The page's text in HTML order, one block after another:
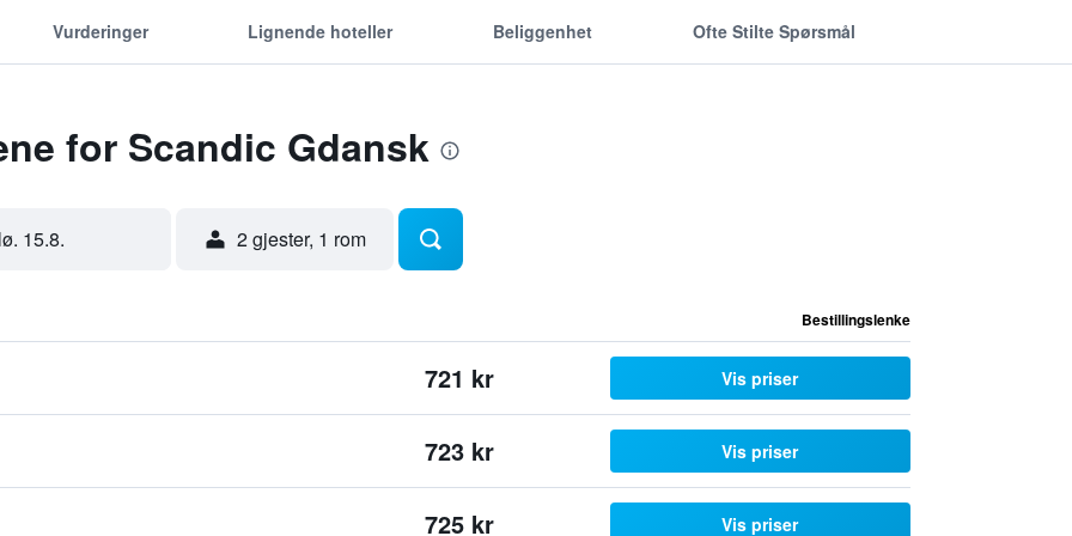
Vurderinger Lignende hoteller Beliggenhet Ofte Stilte Spørsmål
for Scandic Gdansk
15.8. 2 gjester, 1 rom
Bestillingslenke
721 kr Vis priser
723 kr Vis priser
725 kr Vis priser